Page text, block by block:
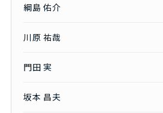
綱島 佑介
川原 祐哉
門田 実
坂本 昌夫